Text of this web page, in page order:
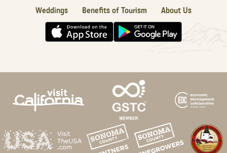
Weddings Benefits of Tourism About Us